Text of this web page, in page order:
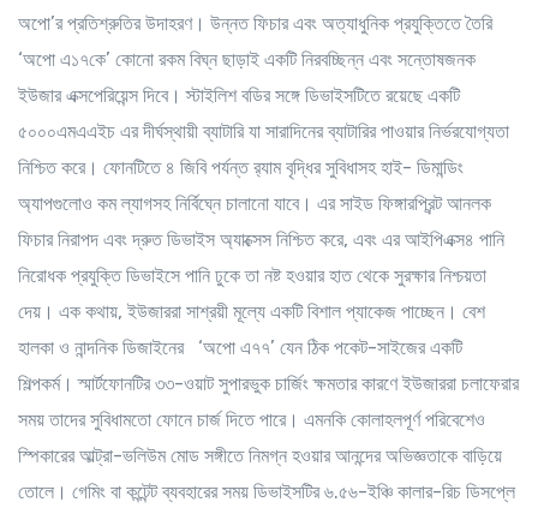
অপো’র প্রতিশ্রুতির উদাহরণ। উন্নত ফিচার এবং অত্যাধুনিক প্রযুক্তিতে তৈরি
‘অপো এ১৭কে’ কোনো রকম বিঘ্ন ছাড়াই একটি নিরবচ্ছিন্ন এবং সন্তোষজনক
ইউজার এক্সপেরিয়েন্স দিবে। স্টাইলিশ বডির সঙ্গে ডিভাইসটিতে রয়েছে একটি
৫০০০এমএএইচ এর দীর্ঘস্থায়ী ব্যাটারি যা সারাদিনের ব্যাটারির পাওয়ার নির্ভরযোগ্যতা
নিশ্চিত করে। ফোনটিতে ৪ জিবি পর্যন্ত র‌্যাম বৃদ্ধির সুবিধাসহ হাই- ডিমান্ডিং
অ্যাপগুলোও কম ল্যাগসহ নির্বিঘ্নে চালানো যাবে। এর সাইড ফিঙ্গারপ্রিন্ট আনলক
ফিচার নিরাপদ এবং দ্রুত ডিভাইস অ্যাক্সেস নিশ্চিত করে, এবং এর আইপিএক্স৪ পানি
নিরোধক প্রযুক্তি ডিভাইসে পানি ঢুকে তা নষ্ট হওয়ার হাত থেকে সুরক্ষার নিশ্চয়তা
দেয়। এক কথায়, ইউজাররা সাশ্রয়ী মূল্যে একটি বিশাল প্যাকেজ পাচ্ছেন। বেশ
হালকা ও নান্দনিক ডিজাইনের ‘অপো এ৭৭’ যেন ঠিক পকেট-সাইজের একটি
শিল্পকর্ম। স্মার্টফোনটির ৩৩-ওয়াট সুপারভুক চার্জিং ক্ষমতার কারণে ইউজাররা চলাফেরার
সময় তাদের সুবিধামতো ফোনে চার্জ দিতে পারে। এমনকি কোলাহলপূর্ণ পরিবেশেও
স্পিকারের আল্ট্রা-ভলিউম মোড সঙ্গীতে নিমগ্ন হওয়ার আনন্দের অভিজ্ঞতাকে বাড়িয়ে
তোলে। গেমিং বা কন্টেন্ট ব্যবহারের সময় ডিভাইসটির ৬.৫৬-ইঞ্চি কালার-রিচ ডিসপ্লে